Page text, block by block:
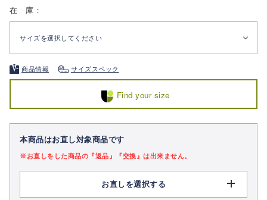
在 庫：
サイズを選択してください
商品情報 サイズスペック
Find your size
本商品はお直し対象商品です
※お直しをした商品の『返品』『交換』は出来ません。
お直しを選択する